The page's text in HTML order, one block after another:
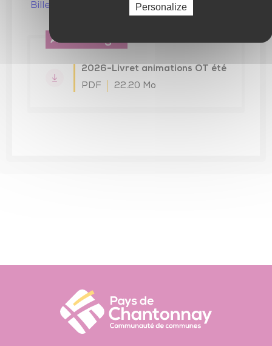
Billetterie – CC Pays de Chantonnay
À télécharger
2026-Livret animations OT été
PDF
22.20 Mo
Personalize